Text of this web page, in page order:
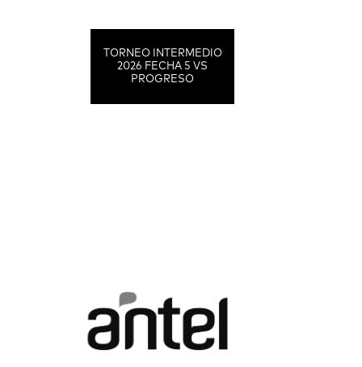
TORNEO INTERMEDIO
2026 FECHA 5 VS
PROGRESO